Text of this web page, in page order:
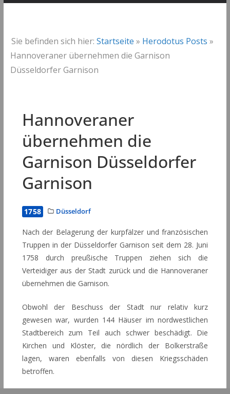
Sie befinden sich hier: Startseite » Herodotus Posts »
Hannoveraner übernehmen die Garnison
Düsseldorfer Garnison
Hannoveraner
übernehmen die
Garnison Düsseldorfer
Garnison
1758 Düsseldorf
Nach der Belagerung der kurpfälzer und französischen
Truppen in der Düsseldorfer Garnison seit dem 28. Juni
1758 durch preußische Truppen ziehen sich die
Verteidiger aus der Stadt zurück und die Hannoveraner
übernehmen die Garnison.
Obwohl der Beschuss der Stadt nur relativ kurz
gewesen war, wurden 144 Häuser im nordwestlichen
Stadtbereich zum Teil auch schwer beschädigt. Die
Kirchen und Klöster, die nördlich der Bolkerstraße
lagen, waren ebenfalls von diesen Kriegsschäden
betroffen.